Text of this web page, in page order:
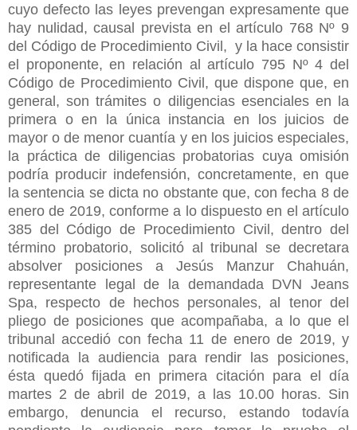
cuyo defecto las leyes prevengan expresamente que
hay nulidad, causal prevista en el artículo 768 Nº 9
del Código de Procedimiento Civil, y la hace consistir
el proponente, en relación al artículo 795 Nº 4 del
Código de Procedimiento Civil, que dispone que, en
general, son trámites o diligencias esenciales en la
primera o en la única instancia en los juicios de
mayor o de menor cuantía y en los juicios especiales,
la práctica de diligencias probatorias cuya omisión
podría producir indefensión, concretamente, en que
la sentencia se dicta no obstante que, con fecha 8 de
enero de 2019, conforme a lo dispuesto en el artículo
385 del Código de Procedimiento Civil, dentro del
término probatorio, solicitó al tribunal se decretara
absolver posiciones a Jesús Manzur Chahuán,
representante legal de la demandada DVN Jeans
Spa, respecto de hechos personales, al tenor del
pliego de posiciones que acompañaba, a lo que el
tribunal accedió con fecha 11 de enero de 2019, y
notificada la audiencia para rendir las posiciones,
ésta quedó fijada en primera citación para el día
martes 2 de abril de 2019, a las 10.00 horas. Sin
embargo, denuncia el recurso, estando todavía